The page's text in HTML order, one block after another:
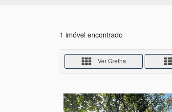
1 imóvel encontrado
Ver Grelha